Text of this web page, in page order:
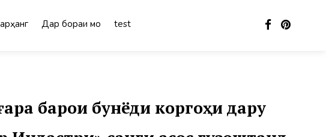
Дар бораи мо test
барои бунёди коргоҳи дару